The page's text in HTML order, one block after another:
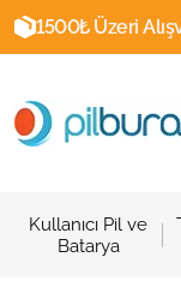
1500₺ Üzeri
Kullanıcı Pil ve
Batarya